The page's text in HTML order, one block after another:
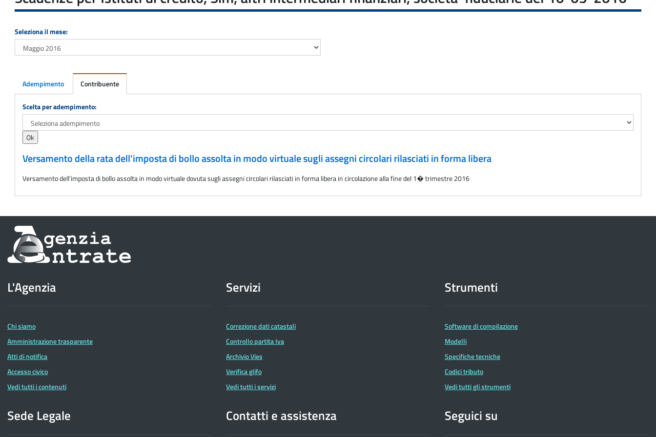
Seleziona il mese:
Adempimento Contribuente
Adempimento
Scelta per adempimento:
Versamento della rata dell'imposta di bollo assolta in modo virtuale sugli assegni circolari rilasciati in forma libera
Versamento dell'imposta di bollo assolta in modo virtuale dovuta sugli assegni circolari rilasciati in forma libera in circolazione alla fine del 1� trimestre 2016
Informazioni
sul
dell'Agenzia
delle
Entrate
L'Agenzia
Chi siamo
Amministrazione trasparente
Atti di notifica
Accesso civico
Vedi tutti i contenuti
Servizi
Correzione dati catastali
Controllo partita Iva
Archivio Vies
Verifica glifo
Vedi tutti i servizi
Strumenti
Software di compilazione
Modelli
Specifiche tecniche
Codici tributo
Vedi tutti gli strumenti
Sede Legale Contatti e assistenza Seguici su